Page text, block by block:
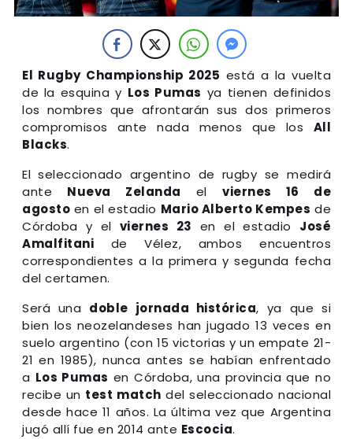
El Rugby Championship 2025 está a la vuelta
de la esquina y Los Pumas ya tienen definidos
los nombres que afrontarán sus dos primeros
compromisos ante nada menos que los All
Blacks.
El seleccionado argentino de rugby se medirá
ante Nueva Zelanda el viernes 16 de
agosto en el estadio Mario Alberto Kempes de
Córdoba y el viernes 23 en el estadio José
Amalfitani de Vélez, ambos encuentros
correspondientes a la primera y segunda fecha
del certamen.
Será una doble jornada histórica, ya que si
bien los neozelandeses han jugado 13 veces en
suelo argentino (con 15 victorias y un empate 21-
21 en 1985), nunca antes se habían enfrentado
a Los Pumas en Córdoba, una provincia que no
recibe un test match del seleccionado nacional
desde hace 11 años. La última vez que Argentina
jugó allí fue en 2014 ante Escocia.